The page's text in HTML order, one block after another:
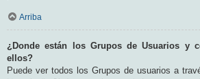
Arriba
¿Donde están los Grupos de Usuarios y
ellos?
Puede ver todos los Grupos de usuarios a